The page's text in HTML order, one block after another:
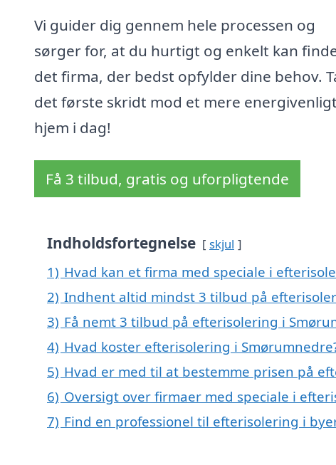
Vi guider dig gennem hele processen og
sørger for, at du hurtigt og enkelt kan
det firma, der bedst opfylder dine behov.
det første skridt mod et mere energivenligt
hjem i dag!
Få 3 tilbud, gratis og uforpligtende
Indholdsfortegnelse skjul
1) Hvad kan et firma med speciale i
2) Indhent altid mindst 3 tilbud på
3) Få nemt 3 tilbud på efterisolering i
4) Hvad koster efterisolering i
5) Hvad er med til at bestemme prisen på
6) Oversigt over firmaer med speciale i
7) Find en professionel til efterisolering i